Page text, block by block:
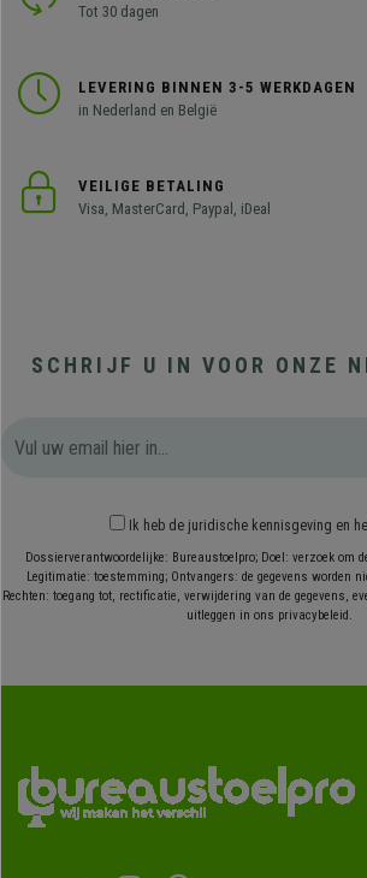
Tot 30 dagen
LEVERING BINNEN 3-5 WERKDAGEN
in Nederland en België
VEILIGE BETALING
Visa, MasterCard, Paypal, iDeal
SCHRIJF U IN VOOR ONZE
Ik heb de juridische kennisgeving en
Dossierverantwoordelijke: Bureaustoelpro; Doel: verzoek om
Legitimatie: toestemming; Ontvangers: de gegevens worden
Rechten: toegang tot, rectificatie, verwijdering van de gegevens,
uitleggen in ons privacybeleid.